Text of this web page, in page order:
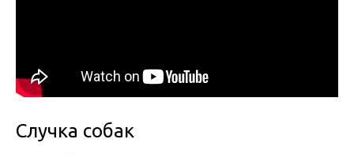
Случка собак